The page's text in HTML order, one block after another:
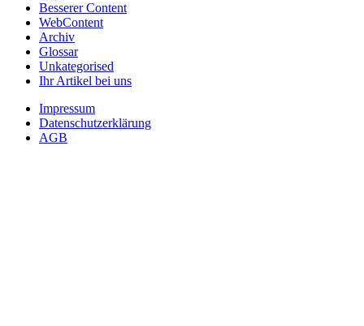
Besserer Content
WebContent
Archiv
Glossar
Unkategorised
Ihr Artikel bei uns
Impressum
Datenschutzerklärung
AGB